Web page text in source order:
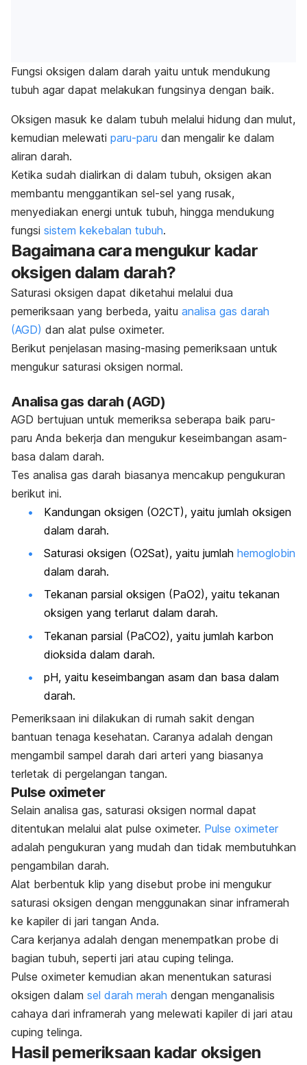
Fungsi oksigen dalam darah yaitu untuk mendukung
tubuh agar dapat melakukan fungsinya dengan baik.
Oksigen masuk ke dalam tubuh melalui hidung dan mulut,
kemudian melewati paru-paru dan mengalir ke dalam
aliran darah.
Ketika sudah dialirkan di dalam tubuh, oksigen akan
membantu menggantikan sel-sel yang rusak,
menyediakan energi untuk tubuh, hingga mendukung
fungsi sistem kekebalan tubuh.
Bagaimana cara mengukur kadar
oksigen dalam darah?
Saturasi oksigen dapat diketahui melalui dua
pemeriksaan yang berbeda, yaitu analisa gas darah
(AGD) dan alat pulse oximeter.
Berikut penjelasan masing-masing pemeriksaan untuk
mengukur saturasi oksigen normal.
Analisa gas darah (AGD)
AGD bertujuan untuk memeriksa seberapa baik paru-
paru Anda bekerja dan mengukur keseimbangan asam-
basa dalam darah.
Tes analisa gas darah biasanya mencakup pengukuran
berikut ini.
Kandungan oksigen (O2CT), yaitu jumlah oksigen
dalam darah.
Saturasi oksigen (O2Sat), yaitu jumlah hemoglobin
dalam darah.
Tekanan parsial oksigen (PaO2), yaitu tekanan
oksigen yang terlarut dalam darah.
Tekanan parsial (PaCO2), yaitu jumlah karbon
dioksida dalam darah.
pH, yaitu keseimbangan asam dan basa dalam
darah.
Pemeriksaan ini dilakukan di rumah sakit dengan
bantuan tenaga kesehatan. Caranya adalah dengan
mengambil sampel darah dari arteri yang biasanya
terletak di pergelangan tangan.
Pulse oximeter
Selain analisa gas, saturasi oksigen normal dapat
ditentukan melalui alat pulse oximeter. Pulse oximeter
adalah pengukuran yang mudah dan tidak membutuhkan
pengambilan darah.
Alat berbentuk klip yang disebut probe ini mengukur
saturasi oksigen dengan menggunakan sinar inframerah
ke kapiler di jari tangan Anda.
Cara kerjanya adalah dengan menempatkan probe di
bagian tubuh, seperti jari atau cuping telinga.
Pulse oximeter kemudian akan menentukan saturasi
oksigen dalam sel darah merah dengan menganalisis
cahaya dari inframerah yang melewati kapiler di jari atau
cuping telinga.
Hasil pemeriksaan kadar oksigen